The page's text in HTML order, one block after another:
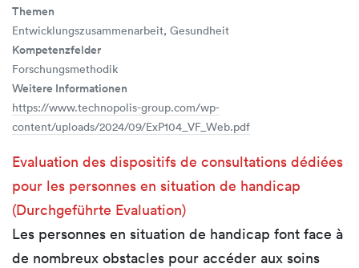
Themen
Entwicklungszusammenarbeit, Gesundheit
Kompetenzfelder
Forschungsmethodik
Weitere Informationen
https://www.technopolis-group.com/wp-
content/uploads/2024/09/ExP104_VF_Web.pdf
Evaluation des dispositifs de consultations dédiées
pour les personnes en situation de handicap
(Durchgeführte Evaluation)
Les personnes en situation de handicap font face à
de nombreux obstacles pour accéder aux soins